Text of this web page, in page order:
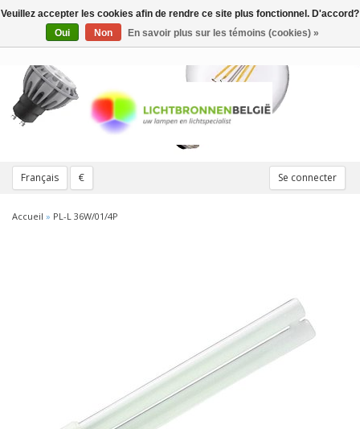
Français € Se connecter
Toggle
navigation
Accueil » PL-L 36W/01/4P
Veuillez accepter les cookies afin de rendre ce site plus fonctionnel. D'accord?
Oui
Non En savoir plus sur les témoins (cookies) »